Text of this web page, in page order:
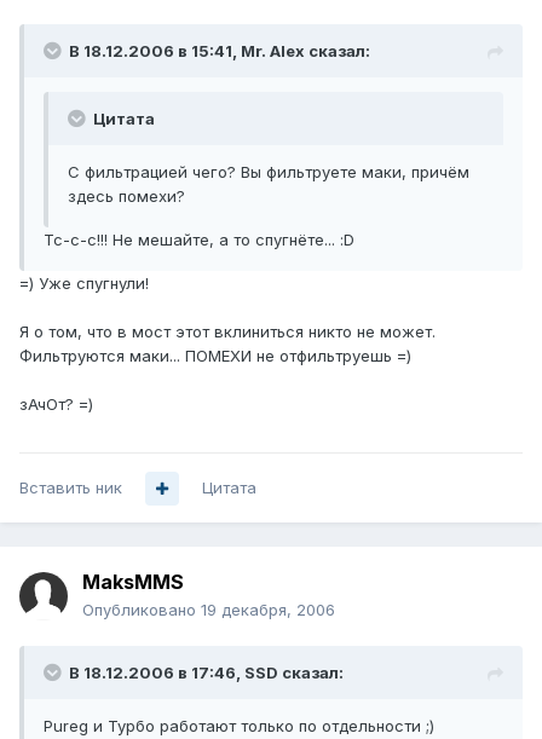
В 18.12.2006 в 15:41, Mr. Alex сказал:
Цитата
С фильтрацией чего? Вы фильтруете маки, причём
здесь помехи?
Тс-с-с!!! Не мешайте, а то спугнёте... :D
=) Уже спугнули!
Я о том, что в мост этот вклиниться никто не может.
Фильтруются маки... ПОМЕХИ не отфильтруешь =)
зАчОт? =)
Вставить ник Цитата
MaksMMS
Опубликовано 19 декабря, 2006
В 18.12.2006 в 17:46, SSD сказал:
Pureg и Турбо работают только по отдельности ;)